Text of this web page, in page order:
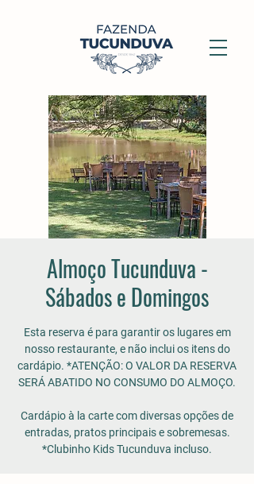
Almoço Tucunduva -
Sábados e Domingos
Esta reserva é para garantir os lugares em
nosso restaurante, e não inclui os itens do
cardápio. *ATENÇÃO: O VALOR DA RESERVA
SERÁ ABATIDO NO CONSUMO DO ALMOÇO.
Cardápio à la carte com diversas opções de
entradas, pratos principais e sobremesas.
*Clubinho Kids Tucunduva incluso.